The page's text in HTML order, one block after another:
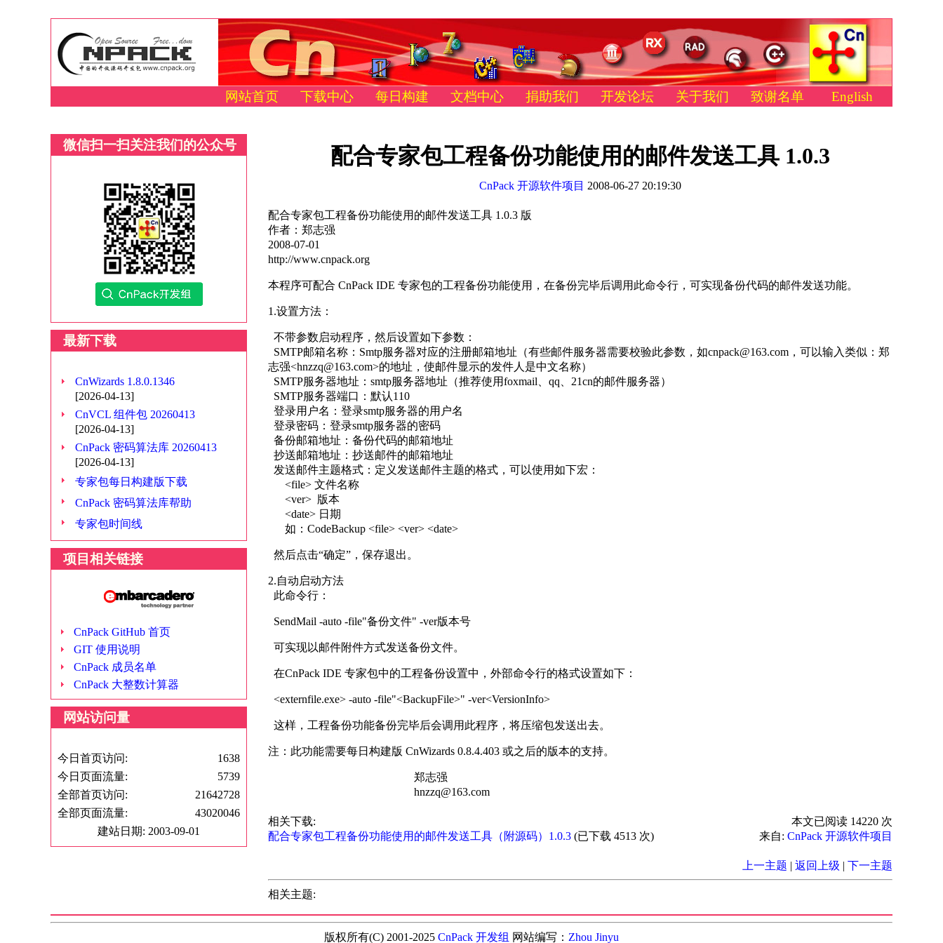
网站首页 下载中心 每日构建 文档中心 捐助我们 开发论坛 关于我们 致谢名单 English
微信扫一扫关注我们的公众号
最新下载
CnWizards 1.8.0.1346
[2026-04-13]
CnVCL 组件包 20260413
[2026-04-13]
CnPack 密码算法库 20260413
[2026-04-13]
专家包每日构建版下载
CnPack 密码算法库帮助
专家包时间线
项目相关链接
CnPack GitHub 首页
GIT 使用说明
CnPack 成员名单
CnPack 大整数计算器
网站访问量
今日首页访问:
1638
今日页面流量:
5739
全部首页访问:
21642728
全部页面流量:
43020046
建站日期: 2003-09-01
配合专家包工程备份功能使用的邮件发送工具 1.0.3
CnPack 开源软件项目 2008-06-27 20:19:30
配合专家包工程备份功能使用的邮件发送工具 1.0.3 版
作者：郑志强
2008-07-01
http://www.cnpack.org
本程序可配合 CnPack IDE 专家包的工程备份功能使用，在备份完毕后调用此命令行，可实现备份代码的邮件发送功能。
1.设置方法：
不带参数启动程序，然后设置如下参数：
SMTP邮箱名称：Smtp服务器对应的注册邮箱地址（有些邮件服务器需要校验此参数，如cnpack@163.com，可以输入类似：郑
志强<hnzzq@163.com>的地址，使邮件显示的发件人是中文名称）
SMTP服务器地址：smtp服务器地址（推荐使用foxmail、qq、21cn的邮件服务器）
SMTP服务器端口：默认110
登录用户名：登录smtp服务器的用户名
登录密码：登录smtp服务器的密码
备份邮箱地址：备份代码的邮箱地址
抄送邮箱地址：抄送邮件的邮箱地址
发送邮件主题格式：定义发送邮件主题的格式，可以使用如下宏：
<file> 文件名称
<ver> 版本
<date> 日期
如：CodeBackup <file> <ver> <date>
然后点击“确定”，保存退出。
2.自动启动方法
此命令行：
SendMail -auto -file"备份文件" -ver版本号
可实现以邮件附件方式发送备份文件。
在CnPack IDE 专家包中的工程备份设置中，外部命令行的格式设置如下：
<externfile.exe> -auto -file"<BackupFile>" -ver<VersionInfo>
这样，工程备份功能备份完毕后会调用此程序，将压缩包发送出去。
注：此功能需要每日构建版 CnWizards 0.8.4.403 或之后的版本的支持。
郑志强
hnzzq@163.com
相关下载:
配合专家包工程备份功能使用的邮件发送工具（附源码）1.0.3 (已下载 4513 次)
本文已阅读 14220 次
来自: CnPack 开源软件项目
上一主题 | 返回上级 | 下一主题
相关主题:
版权所有(C) 2001-2025 CnPack 开发组 网站编写： Zhou Jinyu